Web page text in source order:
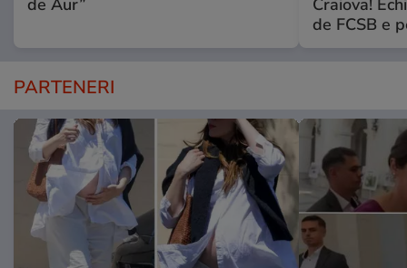
de Aur”
Craiova!
de FCSB e
PARTENERI